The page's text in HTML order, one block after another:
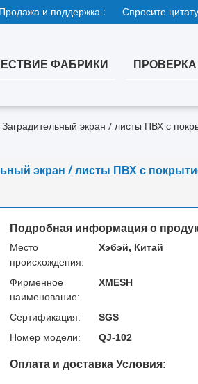
Продажа и поддержка : Спросите цитату
ФАБРИКИ
экран / листы ПВХ с
экран / листы ПВХ с
Подробная информация о
Место
происхождения:
Хэбэй, Китай
Фирменное
наименование:
XMESH
Сертификация:
SGS
Номер модели:
QJ-102
Оплата и доставка Условия: